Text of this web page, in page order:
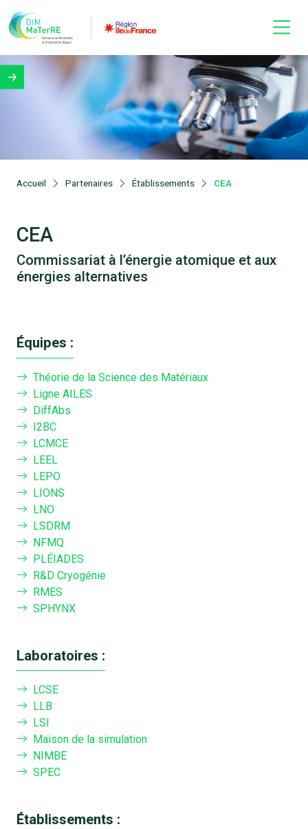
Accueil Partenaires Établissements CEA
CEA
Commissariat à l’énergie atomique et aux
énergies alternatives
Équipes :
Théorie de la Science des Matériaux
Ligne AILES
DiffAbs
I2BC
LCMCE
LEEL
LEPO
LIONS
LNO
LSDRM
NFMQ
PLÉIADES
R&D Cryogénie
RMES
SPHYNX
Laboratoires :
LCSE
LLB
LSI
Maison de la simulation
NIMBE
SPEC
Établissements :